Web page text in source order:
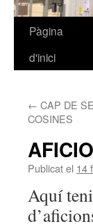
Vés
Pàgina
d'inici
← CAP DE
COSINES
Publicat el 14
Aquí